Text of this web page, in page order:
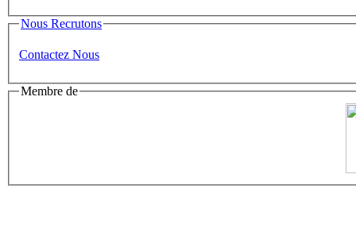
Nous Recrutons
Contactez Nous
Membre de